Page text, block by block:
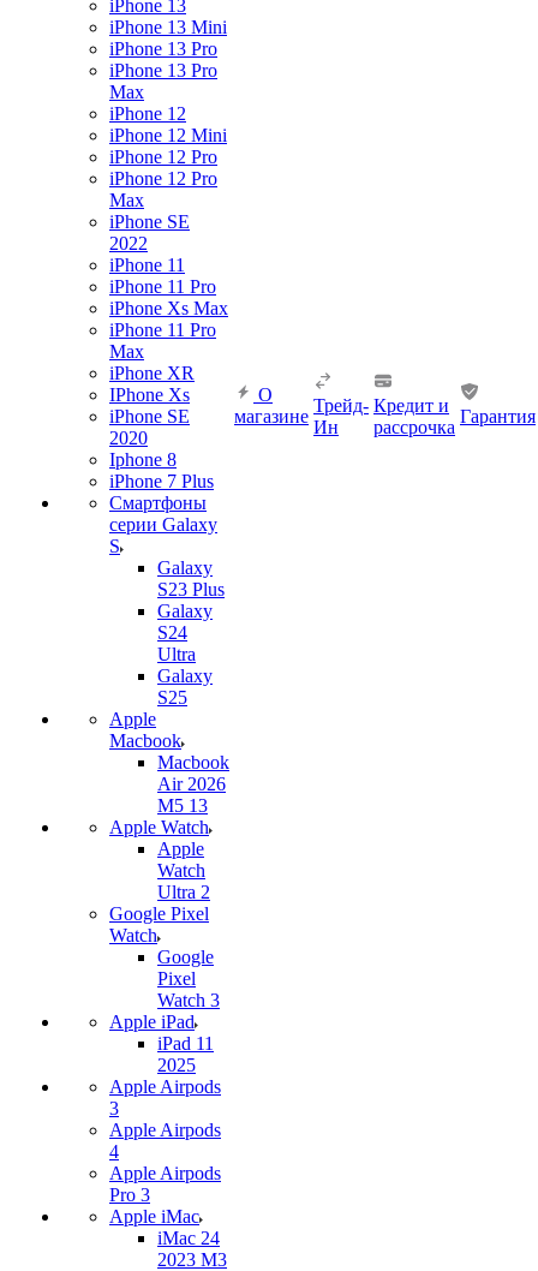
iPhone 13
iPhone 13 Mini
iPhone 13 Pro
iPhone 13 Pro
Max
iPhone 12
iPhone 12 Mini
iPhone 12 Pro
iPhone 12 Pro
Max
iPhone SE
2022
iPhone 11
iPhone 11 Pro
iPhone Xs Max
iPhone 11 Pro
Max
iPhone XR
IPhone Xs
iPhone SE
2020
Iphone 8
iPhone 7 Plus
Смартфоны
серии Galaxy
S
Galaxy
S23 Plus
Galaxy
S24
Ultra
Galaxy
S25
Apple
Macbook
Macbook
Air 2026
M5 13
Apple Watch
Apple
Watch
Ultra 2
Google Pixel
Watch
Google
Pixel
Watch 3
Apple iPad
iPad 11
2025
Apple Airpods
3
Apple Airpods
4
Apple Airpods
Pro 3
Apple iMac
iMac 24
2023 M3
О
магазине
Трейд-
Ин
Кредит и
рассрочка
Гарантия